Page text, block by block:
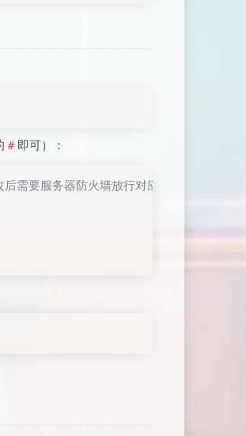
# 即可）：
需要服务器防火墙放行对应端口